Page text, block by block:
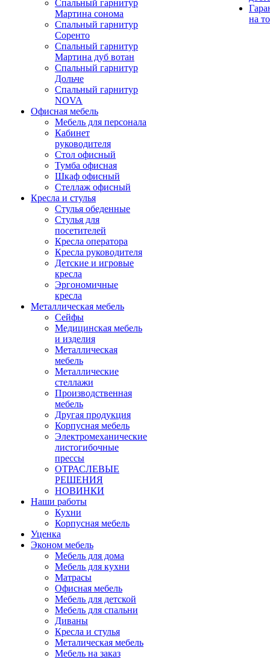
Спальный гарнитур
Мартина сонома
Спальный гарнитур
Соренто
Спальный гарнитур
Мартина дуб вотан
Спальный гарнитур
Дольче
Спальный гарнитур
NOVA
Офисная мебель
Мебель для персонала
Кабинет
руководителя
Стол офисный
Тумба офисная
Шкаф офисный
Стеллаж офисный
Кресла и стулья
Стулья обеденные
Стулья для
посетителей
Кресла оператора
Кресла руководителя
Детские и игровые
кресла
Эргономичные
кресла
Металлическая мебель
Сейфы
Медицинская мебель
и изделия
Металлическая
мебель
Металлические
стеллажи
Производственная
мебель
Другая продукция
Корпусная мебель
Электромеханические
листогибочные
прессы
ОТРАСЛЕВЫЕ
РЕШЕНИЯ
НОВИНКИ
Наши работы
Кухни
Корпусная мебель
Уценка
Эконом мебель
Мебель для дома
Мебель для кухни
Матрасы
Офисная мебель
Мебель для детской
Мебель для спальни
Диваны
Кресла и стулья
Металическая мебель
Мебель на заказ
на